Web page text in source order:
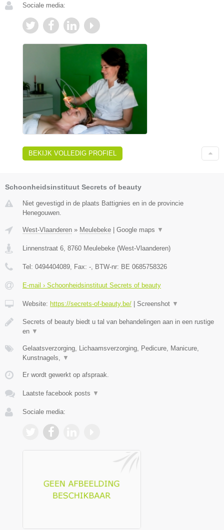
Sociale media:
BEKIJK VOLLEDIG PROFIEL
Schoonheidsinstituut Secrets of beauty
Niet gevestigd in de plaats Battignies en in de provincie
Henegouwen.
West-Vlaanderen » Meulebeke | Google maps ▼
Linnenstraat 6 8760 Meulebeke (West-Vlaanderen)
Tel: 0494404089 , Fax: - , BTW-nr: BE 0685758326
E-mail › Schoonheidsinstituut Secrets of beauty
Website: https://secrets-of-beauty.be/ | Screenshot ▼
Secrets of beauty biedt u tal van behandelingen aan in een rustige
en ▼
Gelaatsverzorging, Lichaamsverzorging, Pedicure, Manicure,
Kunstnagels,
▼
Er wordt gewerkt op afspraak.
Laatste facebook posts ▼
Sociale media: